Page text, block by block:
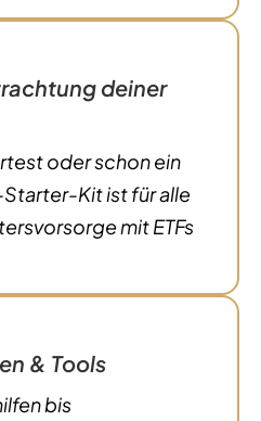
deiner
oder schon ein
Kit ist für alle
mit ETFs
& Tools
bis